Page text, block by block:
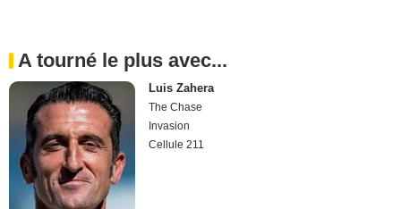
A tourné le plus avec...
Luis Zahera
The Chase
Invasion
Cellule 211